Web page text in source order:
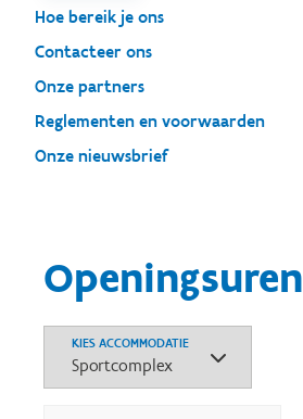
Hoe bereik je ons
Contacteer ons
Onze partners
Reglementen en voorwaarden
Onze nieuwsbrief
Openingsuren
KIES ACCOMMODATIE